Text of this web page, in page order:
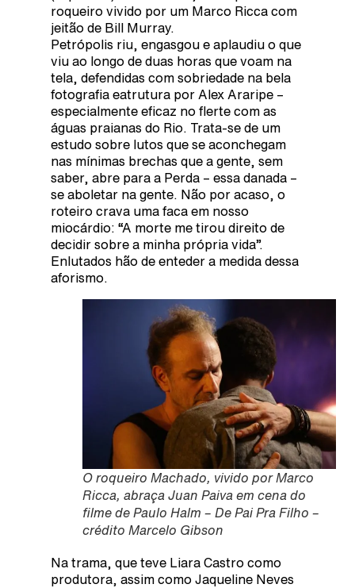
roqueiro vivido por um Marco Ricca com
jeitão de Bill Murray.
Petrópolis riu, engasgou e aplaudiu o que
viu ao longo de duas horas que voam na
tela, defendidas com sobriedade na bela
fotografia eatrutura por Alex Araripe –
especialmente eficaz no flerte com as
águas praianas do Rio. Trata-se de um
estudo sobre lutos que se aconchegam
nas mínimas brechas que a gente, sem
saber, abre para a Perda – essa danada –
se aboletar na gente. Não por acaso, o
roteiro crava uma faca em nosso
miocárdio: “A morte me tirou direito de
decidir sobre a minha própria vida”.
Enlutados hão de enteder a medida dessa
aforismo.
O roqueiro Machado, vivido por Marco
Ricca, abraça Juan Paiva em cena do
filme de Paulo Halm – De Pai Pra Filho –
crédito Marcelo Gibson
Na trama, que teve Liara Castro como
produtora, assim como Jaqueline Neves